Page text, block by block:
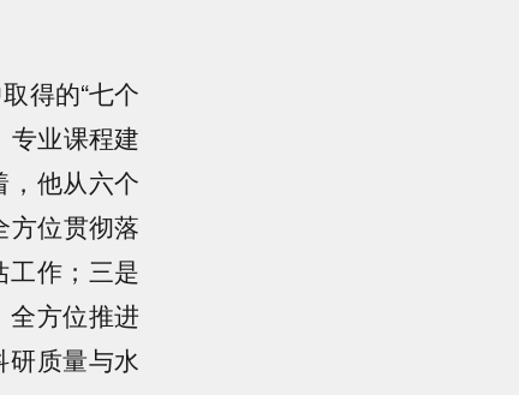
得的“七个
专业课程建
他从六个
方位贯彻落
作；三是
全方位推进
研质量与水